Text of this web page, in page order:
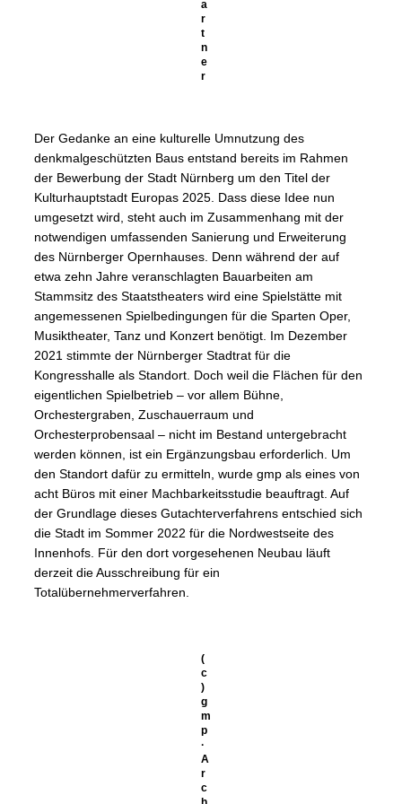
a
r
t
n
e
r
Der Gedanke an eine kulturelle Umnutzung des
denkmalgeschützten Baus entstand bereits im Rahmen
der Bewerbung der Stadt Nürnberg um den Titel der
Kulturhauptstadt Europas 2025. Dass diese Idee nun
umgesetzt wird, steht auch im Zusammenhang mit der
notwendigen umfassenden Sanierung und Erweiterung
des Nürnberger Opernhauses. Denn während der auf
etwa zehn Jahre veranschlagten Bauarbeiten am
Stammsitz des Staatstheaters wird eine Spielstätte mit
angemessenen Spielbedingungen für die Sparten Oper,
Musiktheater, Tanz und Konzert benötigt. Im Dezember
2021 stimmte der Nürnberger Stadtrat für die
Kongresshalle als Standort. Doch weil die Flächen für den
eigentlichen Spielbetrieb – vor allem Bühne,
Orchestergraben, Zuschauerraum und
Orchesterprobensaal – nicht im Bestand untergebracht
werden können, ist ein Ergänzungsbau erforderlich. Um
den Standort dafür zu ermitteln, wurde gmp als eines von
acht Büros mit einer Machbarkeitsstudie beauftragt. Auf
der Grundlage dieses Gutachterverfahrens entschied sich
die Stadt im Sommer 2022 für die Nordwestseite des
Innenhofs. Für den dort vorgesehenen Neubau läuft
derzeit die Ausschreibung für ein
Totalübernehmerverfahren.
(
c
)
g
m
p
·
A
r
c